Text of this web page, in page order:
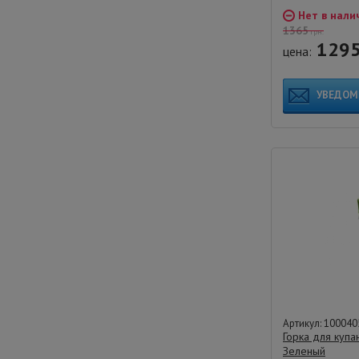
Нет в
1365грн.
цена: 1295
Артикул:
Горка для
Зеленый